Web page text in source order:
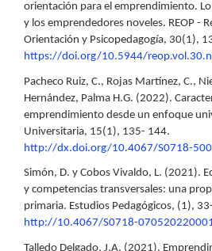
orientación para el emprendimiento.
y los emprendedores noveles. REOP -
Orientación y Psicopedagogía, 30(1),
https://doi.org/10.5944/
Pacheco Ruiz, C., Rojas Martínez, C.,
Hernández, Palma H.G. (2022).
emprendimiento desde un enfoque
Universitaria, 15(1), 135- 144.
http://dx.doi.org/10.4067/S0718-
Simón, D. y Cobos Vivaldo, L. (2021).
y competencias transversales: una
primaria. Estudios Pedagógicos, (1),
http://10.4067/S0718-
Talledo Delgado, J.A. (2021).